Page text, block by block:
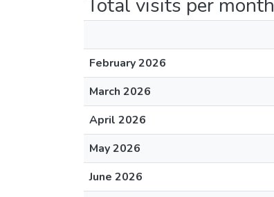
Total visits per month
February 2026
March 2026
April 2026
May 2026
June 2026